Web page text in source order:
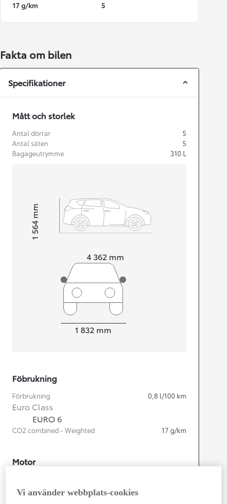
17 g/km
5
Fakta om bilen
Specifikationer
Mått och storlek
Antal dörrar
5
Antal säten
5
Bagageutrymme
310 L
4 362 mm
Height1 564
mm
1 832 mm
Föbrukning
Förbrukning 0,8 l/100 km
Euro Class
EURO 6
CO2 combined - Weighted 17 g/km
Motor
Kapacitet
Vi använder webbplats-cookies